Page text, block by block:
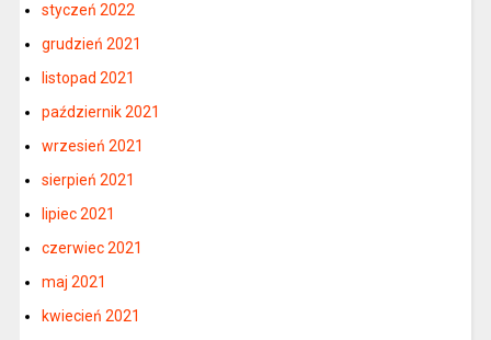
styczeń 2022
grudzień 2021
listopad 2021
październik 2021
wrzesień 2021
sierpień 2021
lipiec 2021
czerwiec 2021
maj 2021
kwiecień 2021